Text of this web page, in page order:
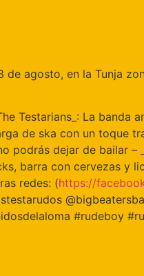
de agosto, en la Tunja
Testarians_: La
de ska con un toque
podrás dejar de bailar
barra con cervezas
redes: (https://
#rudeboy